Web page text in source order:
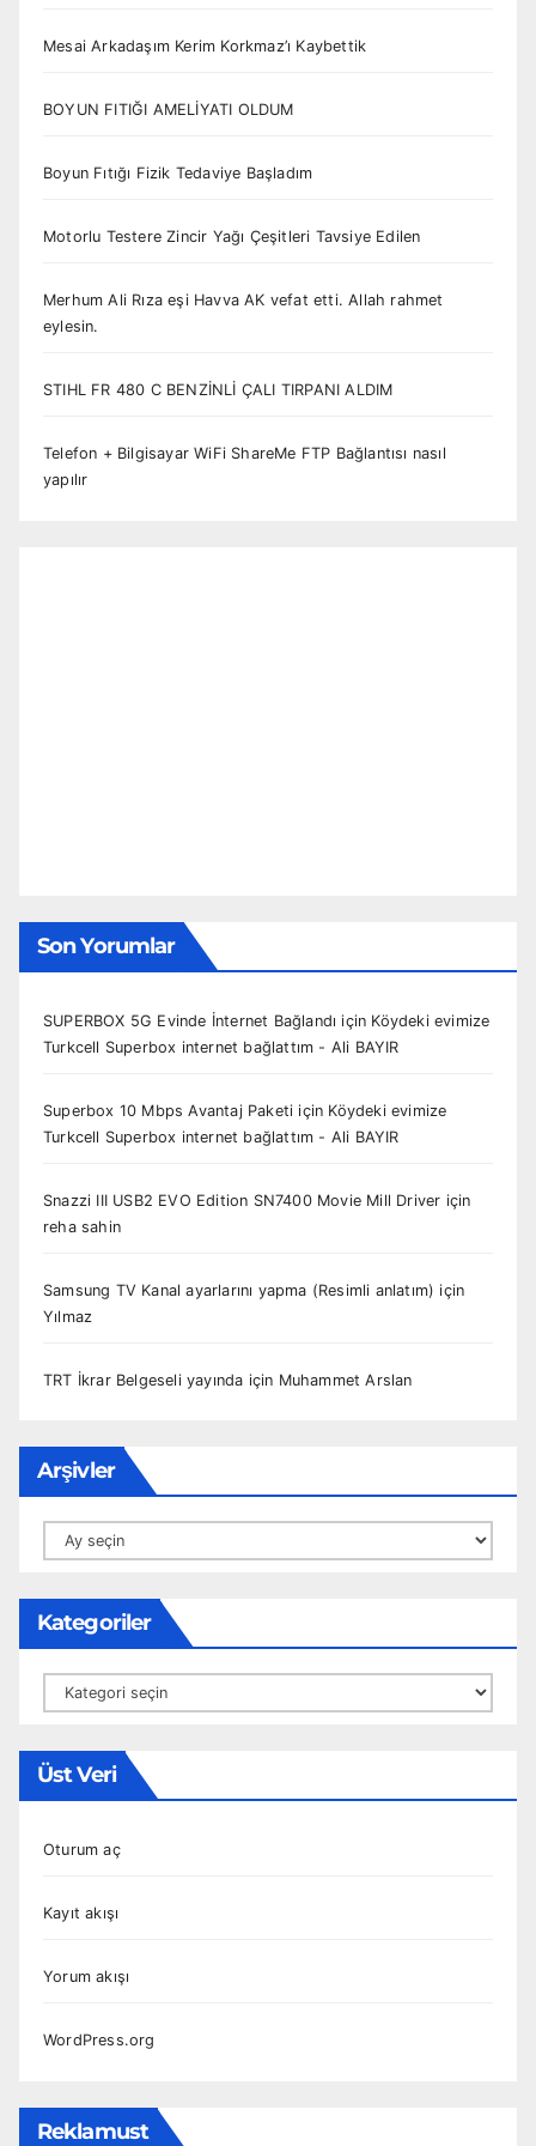
Mesai Arkadaşım Kerim Korkmaz’ı Kaybettik
BOYUN FITIĞI AMELİYATI OLDUM
Boyun Fıtığı Fizik Tedaviye Başladım
Motorlu Testere Zincir Yağı Çeşitleri Tavsiye Edilen
Merhum Ali Rıza eşi Havva AK vefat etti. Allah rahmet
eylesin.
STIHL FR 480 C BENZİNLİ ÇALI TIRPANI ALDIM
Telefon + Bilgisayar WiFi ShareMe FTP Bağlantısı nasıl
yapılır
Son Yorumlar
SUPERBOX 5G Evinde İnternet Bağlandı için Köydeki evimize
Turkcell Superbox internet bağlattım - Ali BAYIR
Superbox 10 Mbps Avantaj Paketi için Köydeki evimize
Turkcell Superbox internet bağlattım - Ali BAYIR
Snazzi III USB2 EVO Edition SN7400 Movie Mill Driver için
reha sahin
Samsung TV Kanal ayarlarını yapma (Resimli anlatım) için
Yılmaz
TRT İkrar Belgeseli yayında için Muhammet Arslan
Arşivler
Arşivler
Kategoriler
Kategoriler
Üst Veri
Oturum aç
Kayıt akışı
Yorum akışı
WordPress.org
Reklamust